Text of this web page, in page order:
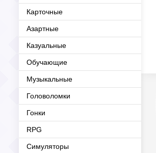
Карточные
Азартные
Казуальные
Обучающие
Музыкальные
Головоломки
Гонки
RPG
Симуляторы